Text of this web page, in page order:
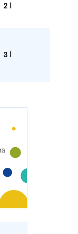
2 l
3 l